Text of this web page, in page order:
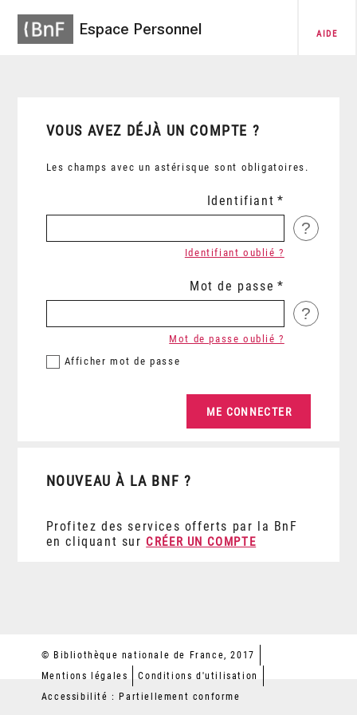
Espace Personnel AIDE
VOUS AVEZ DÉJÀ UN COMPTE ?
Les champs avec un astérisque sont obligatoires.
Identifiant
?
Identifiant oublié ?
Mot de passe
?
Afficher mot de passe
Mot de passe oublié ?
NOUVEAU À LA BNF ?
Profitez des services offerts par la BnF
en cliquant sur CRÉER UN COMPTE
© Bibliothèque nationale de France, 2017
Mentions légales
Conditions d'utilisation
Accessibilité : Partiellement conforme